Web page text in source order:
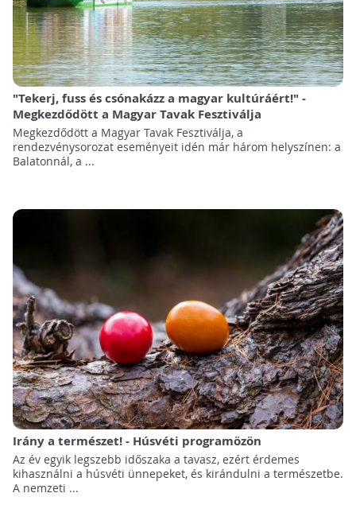
"Tekerj, fuss és csónakázz a magyar kultúráért!" -
Megkezdődött a Magyar Tavak Fesztiválja
Megkezdődött a Magyar Tavak Fesztiválja, a
rendezvénysorozat eseményeit idén már három helyszínen: a
Balatonnál, a ...
Irány a természet! - Húsvéti programözön
Az év egyik legszebb időszaka a tavasz, ezért érdemes
kihasználni a húsvéti ünnepeket, és kirándulni a természetbe.
A nemzeti ...